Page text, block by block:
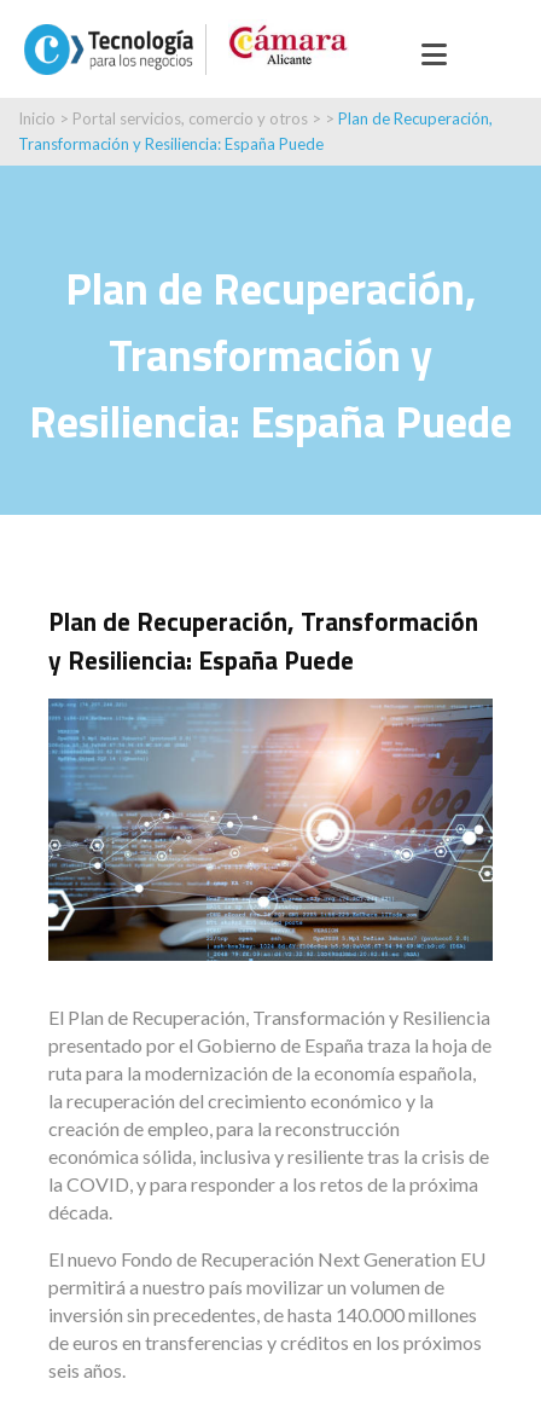
Inicio > Portal servicios, comercio y otros > > Plan de Recuperación,
Transformación y Resiliencia: España Puede
Plan de Recuperación,
Transformación y
Resiliencia: España Puede
Plan de Recuperación, Transformación
y Resiliencia: España Puede
El Plan de Recuperación, Transformación y Resiliencia
presentado por el Gobierno de España traza la hoja de
ruta para la modernización de la economía española,
la recuperación del crecimiento económico y la
creación de empleo, para la reconstrucción
económica sólida, inclusiva y resiliente tras la crisis de
la COVID, y para responder a los retos de la próxima
década.
El nuevo Fondo de Recuperación Next Generation EU
permitirá a nuestro país movilizar un volumen de
inversión sin precedentes, de hasta 140.000 millones
de euros en transferencias y créditos en los próximos
seis años.